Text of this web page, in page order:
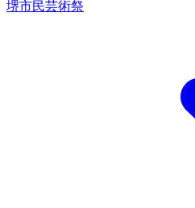
堺市民芸術祭